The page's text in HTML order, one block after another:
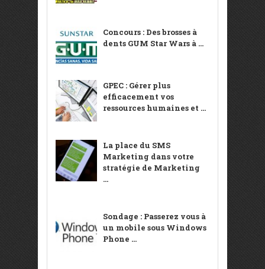
Concours : Des brosses à
dents GUM Star Wars à ...
GPEC : Gérer plus
efficacement vos
ressources humaines et ...
La place du SMS
Marketing dans votre
stratégie de Marketing
...
Sondage : Passerez vous à
un mobile sous Windows
Phone ...